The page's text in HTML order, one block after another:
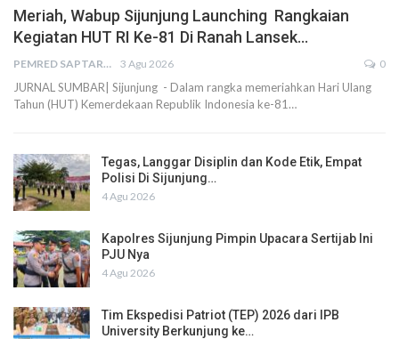
Meriah, Wabup Sijunjung Launching Rangkaian
Kegiatan HUT RI Ke-81 Di Ranah Lansek…
PEMRED SAPTARIUS 3 Agu 2026 0
JURNAL SUMBAR| Sijunjung - Dalam rangka memeriahkan Hari Ulang
Tahun (HUT) Kemerdekaan Republik Indonesia ke-81…
Tegas, Langgar Disiplin dan Kode Etik, Empat
Polisi Di Sijunjung…
4 Agu 2026
Kapolres Sijunjung Pimpin Upacara Sertijab Ini
PJU Nya
4 Agu 2026
Tim Ekspedisi Patriot (TEP) 2026 dari IPB
University Berkunjung ke…